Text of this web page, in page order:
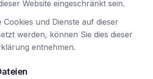
Website eingeschränkt sein.
und Dienste auf dieser
werden, können Sie dies dieser
entnehmen.